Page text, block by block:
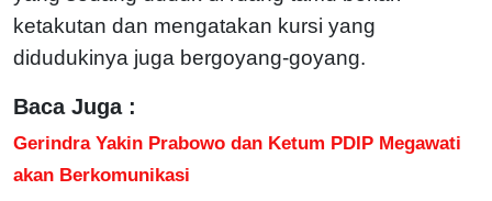
ketakutan dan mengatakan kursi yang
didudukinya juga bergoyang-goyang.
Baca Juga :
Gerindra Yakin Prabowo dan Ketum PDIP Megawati
akan Berkomunikasi